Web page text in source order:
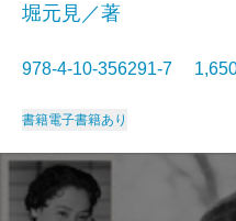
堀元見／著
978-4-10-356291-7
書籍電子書籍あり